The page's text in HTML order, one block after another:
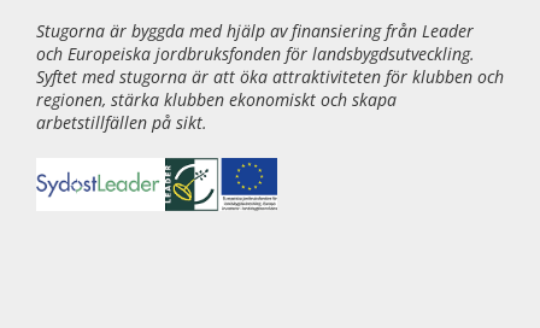
Stugorna är byggda med hjälp av finansiering från Leader
och Europeiska jordbruksfonden för landsbygdsutveckling.
Syftet med stugorna är att öka attraktiviteten för klubben och
regionen, stärka klubben ekonomiskt och skapa
arbetstillfällen på sikt.